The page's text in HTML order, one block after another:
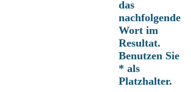
das
nachfolgende
Wort im
Resultat.
Benutzen Sie
* als
Platzhalter.